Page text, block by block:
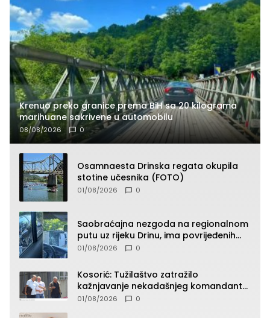
Krenuo preko granice prema BiH sa 20 kilograma
marihuane sakrivene u automobilu
08/08/2026 0
Osamnaesta Drinska regata okupila
stotine učesnika (FOTO)
01/08/2026 0
Saobraćajna nezgoda na regionalnom
putu uz rijeku Drinu, ima povrijeđenih
lica (FOTO)
01/08/2026 0
Kosorić: Tužilaštvo zatražilo
kažnjavanje nekadašnjeg komandanta
Vlaseničke brigade
01/08/2026 0